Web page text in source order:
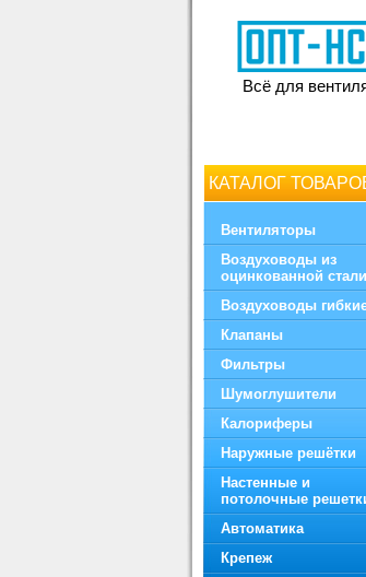
Всё для
КАТАЛОГ
Вентиляторы
Воздуховоды из
оцинкованной стали
Воздуховоды
Клапаны
Фильтры
Шумоглушители
Калориферы
Наружные решётки
Настенные и
потолочные
Автоматика
Крепеж